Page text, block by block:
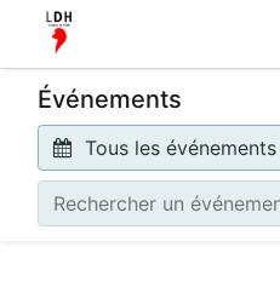
Événements
Tous les événements